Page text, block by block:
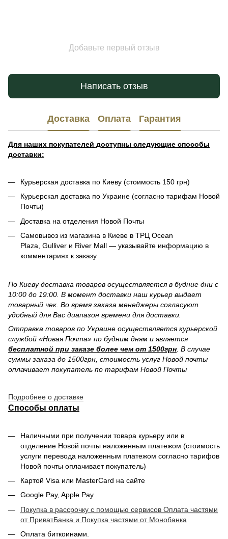
Добавьте первый отзыв
Написать отзыв
Доставка Оплата Гарантия
Для наших покупателей доступны следующие способы
доставки:
Курьерская доставка по Киеву (стоимость 150 грн)
Курьерская доставка по Украине (согласно тарифам Новой
Почты)
Доставка на отделения Новой Почты
Самовывоз из магазина в Киеве в ТРЦ Ocean
Plaza, Gulliver и River Mall — указывайте информацию в
комментариях к заказу
По Киеву доставка товаров осуществляется в будние дни с
10:00 до 19:00. В момент доставки наш курьер выдает
товарный чек. Во время заказа менеджеры согласуют
удобный для Вас диапазон времени для доставки.
Отправка товаров по Украине осуществляется курьерской
службой «Новая Почта» по будним дням и является
бесплатной при заказе более чем от 1500грн . В случае
суммы заказа до 1500грн, стоимость услуг Новой почты
оплачивает покупатель по тарифам Новой Почты
Подробнее о доставке
Способы оплаты
Наличными при получении товара курьеру или в
отделение Новой почты наложенным платежом (стоимость
услуги перевода наложенным платежом согласно тарифов
Новой почты оплачивает покупатель)
Картой Visa или MasterCard на сайте
Google Pay, Apple Pay
Покупка в рассрочку с помощью сервисов Оплата частями
от ПриватБанка и Покупка частями от Монобанка
Оплата биткоинами.